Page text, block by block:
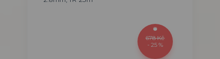
678 Kč
- 25 %